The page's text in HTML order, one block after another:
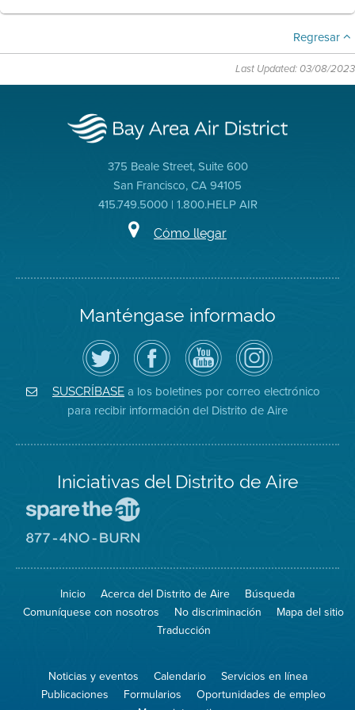
Regresar
Last Updated: 03/08/2023
375 Beale Street, Suite 600
San Francisco, CA 94105
415.749.5000 | 1.800.HELP AIR
Cómo llegar
Manténgase informado
Siga
el
Distrito
de
Aire
en
Twitter
Visite
la
página
de
Facebook
del
Distrito
Canal
de
YouTube
del
Distrito
de
Aire
Air
District
on
Instagram
SUSCRÍBASE a los boletines por correo electrónico
para recibir información del Distrito de Aire
Iniciativas del Distrito de Aire
Spare
Air
el
aire)
sitio
8774
Burn
Inicio Acerca del Distrito de Aire
Búsqueda
Comuníquese con nosotros
No discriminación
Mapa del sitio
Traducción
Noticias y eventos Calendario
Servicios en línea
Publicaciones
Formularios
Oportunidades de empleo